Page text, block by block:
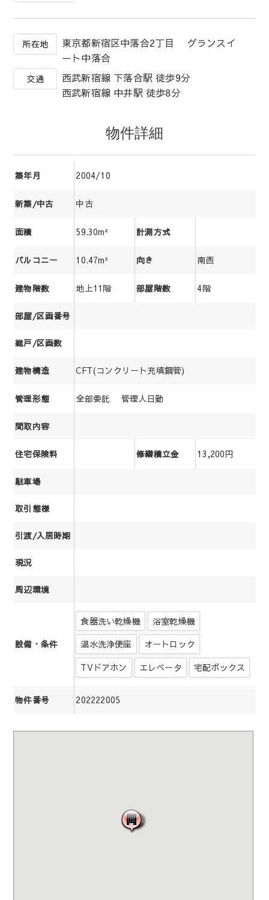
所在地
東京都新宿区中落合2丁目 グランスイ
ート中落合
交通
西武新宿線 下落合駅 徒歩9分
西武新宿線 中井駅 徒歩8分
物件詳細
築年月 2004/10
新築/中古 中古
面積 59.30m² 計測方式
バルコニー 10.47m² 向き 南西
建物階数 地上11階 部屋階数 4階
部屋/区画番号
総戸/区画数
建物構造 CFT(コンクリート充填鋼管)
管理形態 全部委託 管理人日勤
間取内容
住宅保険料 修繕積立金 13,200円
駐車場
取引態様
引渡/入居時期
現況
周辺環境
設備・条件
食器洗い乾燥機
浴室乾燥機
温水洗浄便座
オートロック
TVドアホン
エレベータ 宅配ボックス
物件番号 202222005